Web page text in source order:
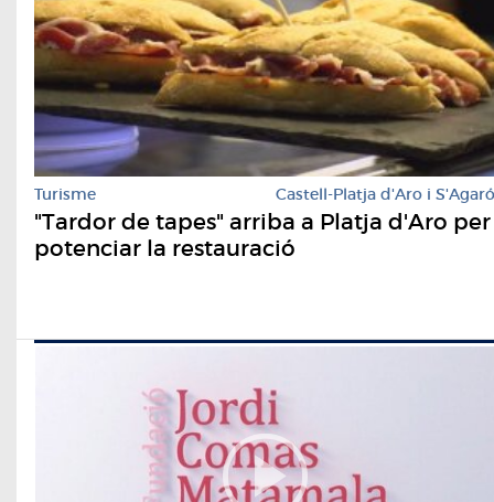
Turisme Castell-Platja d'Aro i S'Agaró
"Tardor de tapes" arriba a Platja d'Aro per
potenciar la restauració